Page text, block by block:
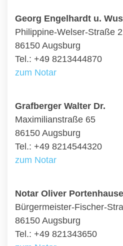
Georg Engelhardt u.
Philippine-Welser-Straße
86150 Augsburg
Tel.: +49 8213444870
zum Notar
Grafberger Walter Dr.
Maximilianstraße 65
86150 Augsburg
Tel.: +49 8214544320
zum Notar
Notar Oliver
Bürgermeister-Fischer-
86150 Augsburg
Tel.: +49 821343650